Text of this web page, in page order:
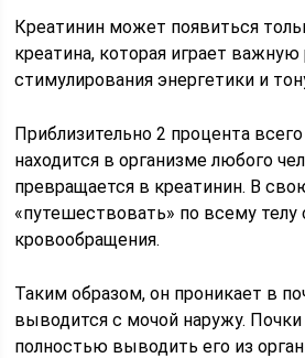
Креатинин может появиться
креатина, которая играет
стимулирования энергетики и
Приблизительно 2 процента
находится в организме любого
превращается в креатинин. В
«путешествовать» по всему
кровообращения.
Таким образом, он проникает в
выводится с мочой наружу.
полностью выводить его из